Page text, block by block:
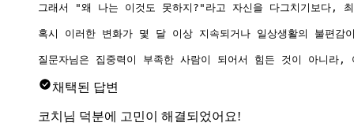
그래서 "왜 나는 이것도 못하지?"라고 자신을 다그치기보다,
혹시 이러한 변화가 몇 달 이상 지속되거나 일상생활의 불편
채택된 답변
코치님 덕분에 고민이 해결되었어요!